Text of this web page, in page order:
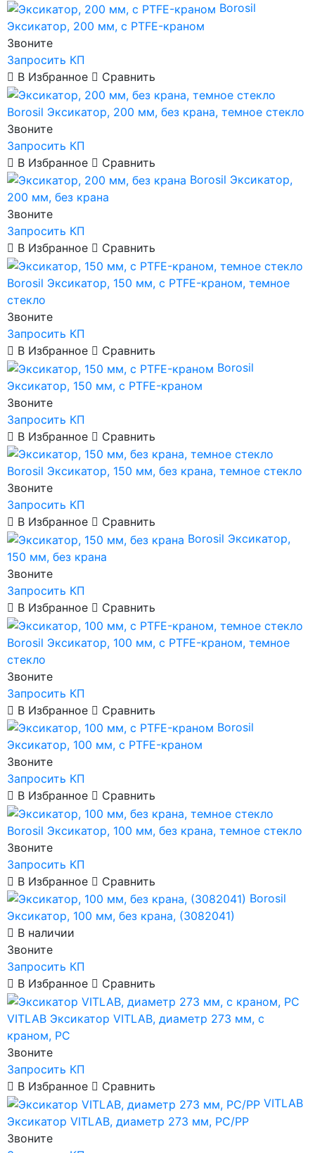
Borosil
Эксикатор, 200 мм, с PTFE-краном
Звоните
Запросить КП
В Избранное
Сравнить
Borosil Эксикатор, 200 мм, без крана, темное стекло
Звоните
Запросить КП
В Избранное
Сравнить
Borosil Эксикатор,
200 мм, без крана
Звоните
Запросить КП
В Избранное
Сравнить
Borosil Эксикатор, 150 мм, с PTFE-краном, темное
стекло
Звоните
Запросить КП
В Избранное
Сравнить
Borosil
Эксикатор, 150 мм, с PTFE-краном
Звоните
Запросить КП
В Избранное
Сравнить
Borosil Эксикатор, 150 мм, без крана, темное стекло
Звоните
Запросить КП
В Избранное
Сравнить
Borosil Эксикатор,
150 мм, без крана
Звоните
Запросить КП
В Избранное
Сравнить
Borosil Эксикатор, 100 мм, с PTFE-краном, темное
стекло
Звоните
Запросить КП
В Избранное
Сравнить
Borosil
Эксикатор, 100 мм, с PTFE-краном
Звоните
Запросить КП
В Избранное
Сравнить
Borosil Эксикатор, 100 мм, без крана, темное стекло
Звоните
Запросить КП
В Избранное
Сравнить
Borosil
Эксикатор, 100 мм, без крана, (3082041)
В наличии
Звоните
Запросить КП
В Избранное
Сравнить
VITLAB Эксикатор VITLAB, диаметр 273 мм, с
краном, PC
Звоните
Запросить КП
В Избранное
Сравнить
VITLAB
Эксикатор VITLAB, диаметр 273 мм, PC/PP
Звоните